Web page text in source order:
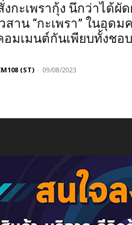
งกะเพรากุ้ง นึกว่าได้ผั
สาน “กะเพรา” ในอุดม
อมเมนต์กันเพียบทั้งชอ
(ST) - 09/08/2023